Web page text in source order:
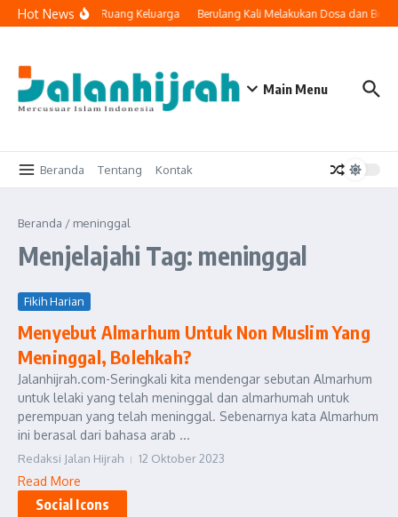
Lewati ke konten
Hot NewsMasuk ke Ruang Keluarga Berulang Kali Melakukan Dosa dan
Main Menu
Beranda Tentang Kontak
Beranda / meninggal
Menjelajahi Tag: meninggal
Fikih Harian
Menyebut Almarhum Untuk Non Muslim Yang
Meninggal, Bolehkah?
Jalanhijrah.com-Seringkali kita mendengar sebutan Almarhum
untuk lelaki yang telah meninggal dan almarhumah untuk
perempuan yang telah meninggal. Sebenarnya kata Almarhum
ini berasal dari bahasa arab ...
Redaksi Jalan Hijrah 12 Oktober 2023
Read More
Social Icons